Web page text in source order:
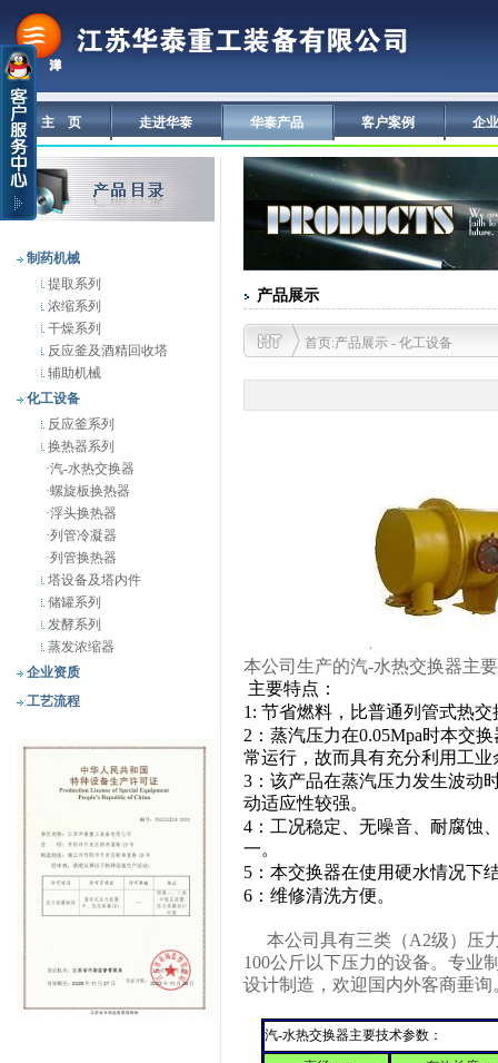
主 页 走进华泰 华泰产品 客户案例 企
制药机械
提取系列
浓缩系列
干燥系列
反应釜及酒精回收塔
辅助机械
化工设备
反应釜系列
换热器系列
·汽-水热交换器
·螺旋板换热器
·浮头换热器
·列管冷凝器
·列管换热器
塔设备及塔内件
储罐系列
发酵系列
蒸发浓缩器
企业资质
工艺流程
产品展示
首页:产品展示 - 化工设备
本公司生产的汽-水热交换器主
主要特点：
1: 节省燃料，比普通列管式热交
2 ：蒸汽压力在0.05Mpa时本交
常运行，故而具有充分利用工业
3 ：该产品在蒸汽压力发生波动
动适应性较强。
4 ：工况稳定、无噪音、耐腐蚀
一。
5 ：本交换器在使用硬水情况下
6 ：维修清洗方便。
本公司具有三类（A2级）压
100公斤以下压力的设备。专业
设计制造，欢迎国内外客商垂询
汽-水热交换器主要技术参数：